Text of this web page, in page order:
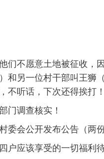
们不愿意土地被征收，
和另一位村干部叫王狮
不听话，下次还得挨打！
门调查核实！
委会公开发布公告（两
户应该享受的一切福利